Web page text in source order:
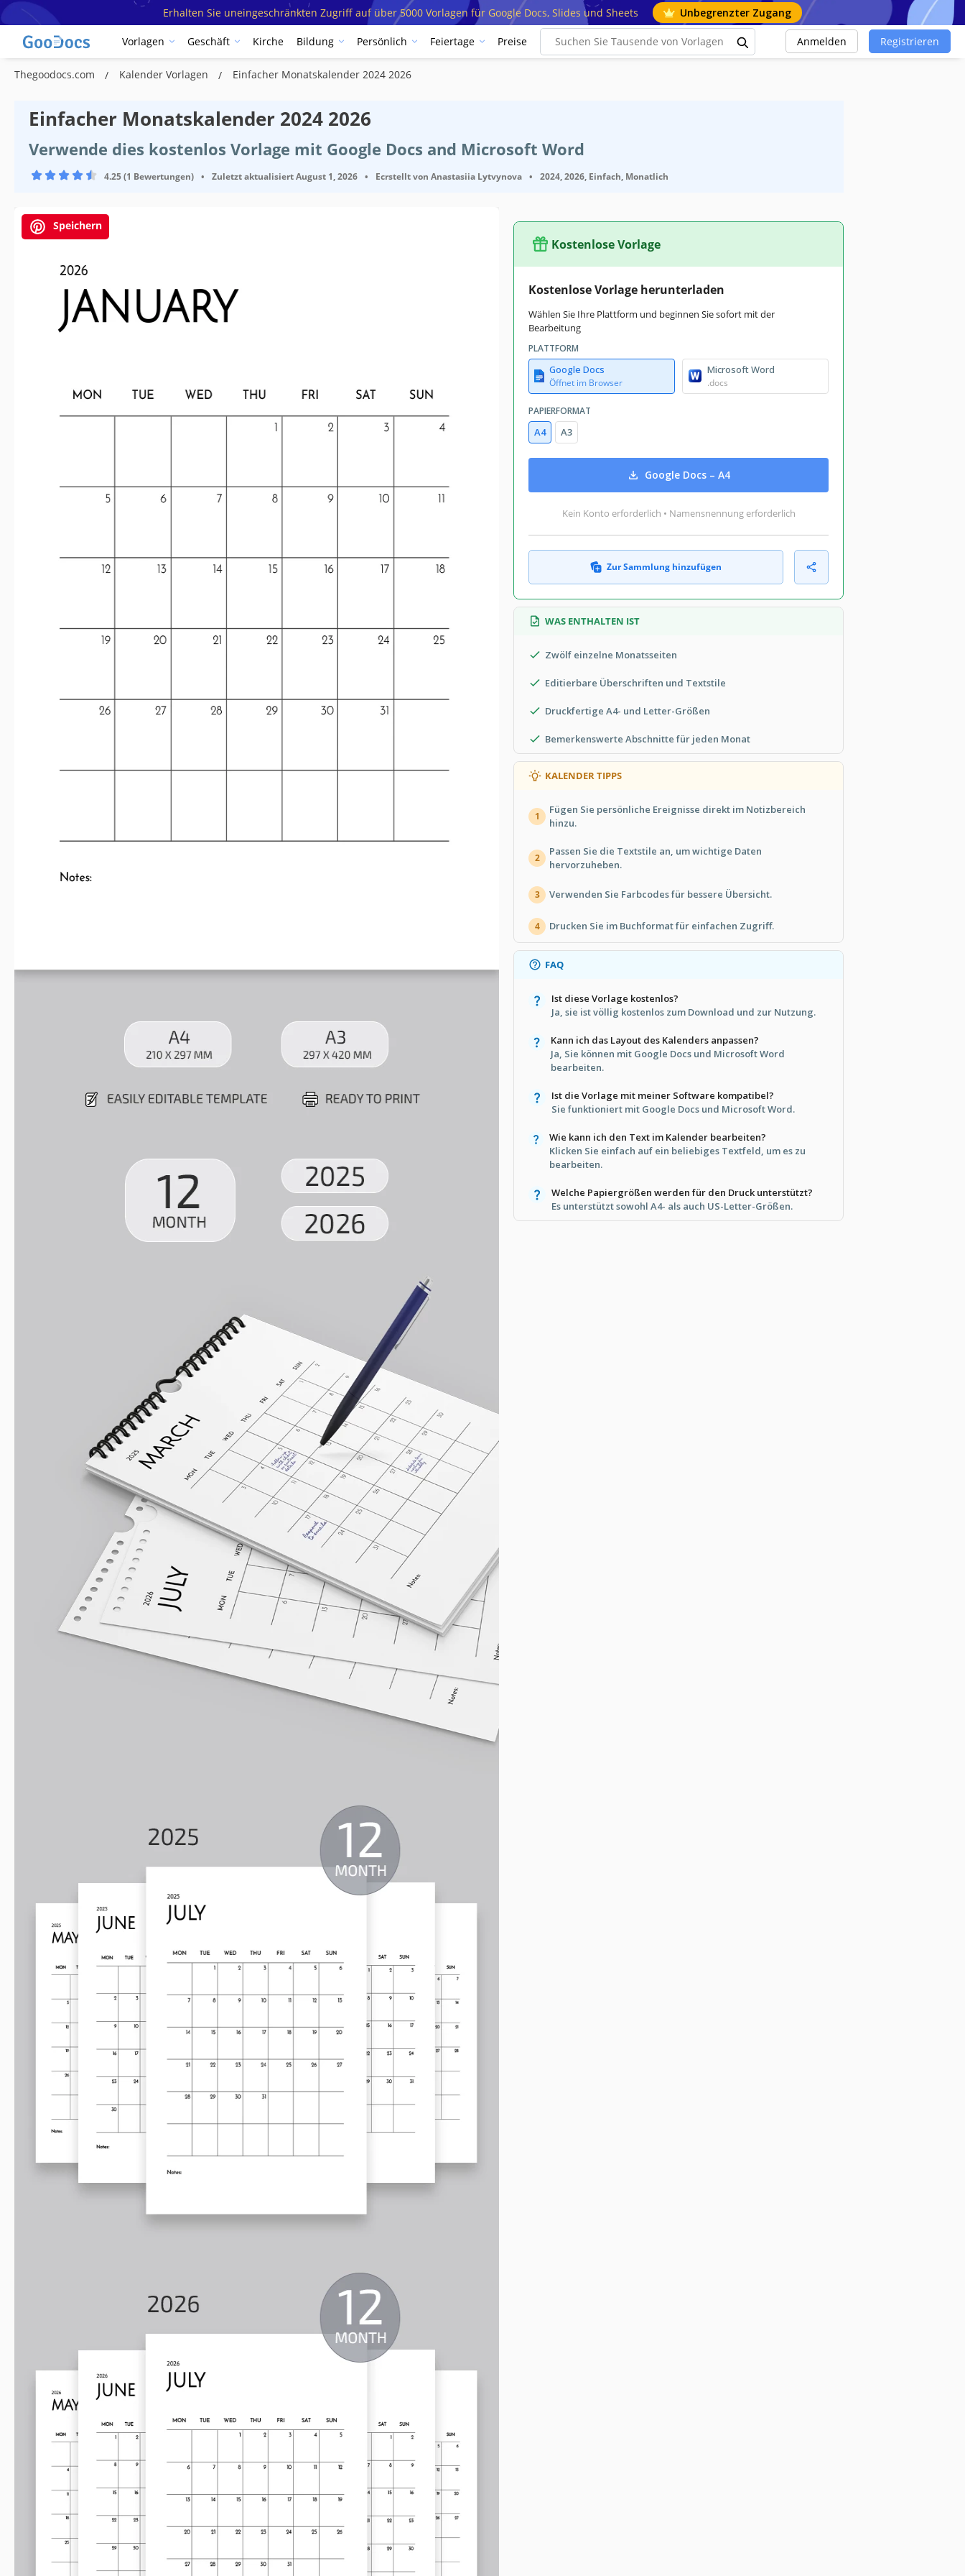
Erhalten Sie uneingeschränkten Zugriff auf über 5000 Vorlagen für Google Docs, Slides und Sheets Unbegrenzter Zugang
Vorlagen Geschäft Kirche Bildung Persönlich Feiertage Preise Anmelden Registrieren
Thegoodocs.com Kalender Vorlagen Einfacher Monatskalender 2024 2026
Einfacher Monatskalender 2024 2026
Verwende dies kostenlos Vorlage mit Google Docs and Microsoft Word
4.25 (1 Bewertungen) • Zuletzt aktualisiertAugust 1, 2026 • Ecrstellt von Anastasiia Lytvynova • 2024, 2026, Einfach, Monatlich
Speichern
Kostenlose Vorlage
Kostenlose Vorlage herunterladen
Wählen Sie Ihre Plattform und beginnen Sie sofort mit der
Bearbeitung
PLATTFORM
Google Docs
Öffnet im Browser
Microsoft Word
.docs
PAPIERFORMAT
A4 A3
Google Docs – A4
Kein Konto erforderlich • Namensnennung erforderlich
Zur Sammlung hinzufügen
WAS ENTHALTEN IST
Zwölf einzelne Monatsseiten
Editierbare Überschriften und Textstile
Druckfertige A4- und Letter-Größen
Bemerkenswerte Abschnitte für jeden Monat
KALENDER TIPPS
1
Fügen Sie persönliche Ereignisse direkt im Notizbereich
hinzu.
2
Passen Sie die Textstile an, um wichtige Daten
hervorzuheben.
3 Verwenden Sie Farbcodes für bessere Übersicht.
4 Drucken Sie im Buchformat für einfachen Zugriff.
FAQ
Ist diese Vorlage kostenlos?
Ja, sie ist völlig kostenlos zum Download und zur Nutzung.
Kann ich das Layout des Kalenders anpassen?
Ja, Sie können mit Google Docs und Microsoft Word
bearbeiten.
Ist die Vorlage mit meiner Software kompatibel?
Sie funktioniert mit Google Docs und Microsoft Word.
Wie kann ich den Text im Kalender bearbeiten?
Klicken Sie einfach auf ein beliebiges Textfeld, um es zu
bearbeiten.
Welche Papiergrößen werden für den Druck unterstützt?
Es unterstützt sowohl A4- als auch US-Letter-Größen.